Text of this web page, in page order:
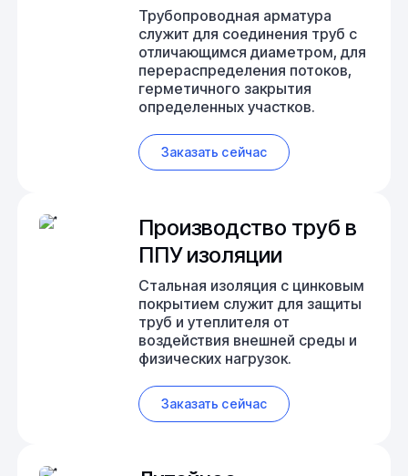
Трубопроводная арматура
служит для соединения труб с
отличающимся диаметром, для
перераспределения потоков,
герметичного закрытия
определенных участков.
Заказать сейчас
Производство труб в
ППУ изоляции
Стальная изоляция с цинковым
покрытием служит для защиты
труб и утеплителя от
воздействия внешней среды и
физических нагрузок.
Заказать сейчас